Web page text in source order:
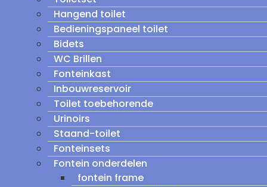
Hangend toilet
Bedieningspaneel toilet
Bidets
WC Brillen
Fonteinkast
Inbouwreservoir
Toilet toebehorende
Urinoirs
Staand-toilet
Fonteinsets
Fontein onderdelen
fontein frame